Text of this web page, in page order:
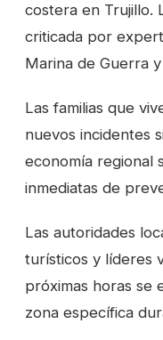
costera en Trujillo.
criticada por
Marina de Guerra
Las familias que
nuevos incidentes
economía regional
inmediatas de
Las autoridades
turísticos y líderes
próximas horas se
zona específica